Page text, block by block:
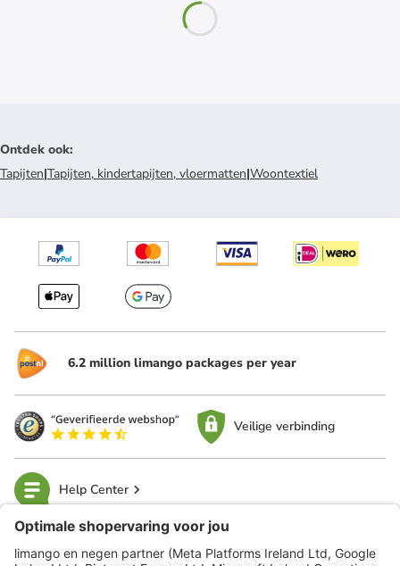
Ontdek ook:
Tapijten|Tapijten, kindertapijten, vloermatten|Woontextiel
6.2 million limango packages per year
Veilige verbinding
Help Center
limango